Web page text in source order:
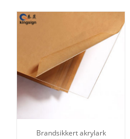
Brandsikkert akrylark